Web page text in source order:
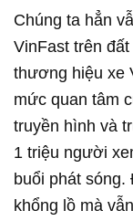
Chúng ta hẳn
VinFast trên
thương hiệu xe
mức quan tâm
truyền hình và
1 triệu người
buổi phát
khổng lồ mà